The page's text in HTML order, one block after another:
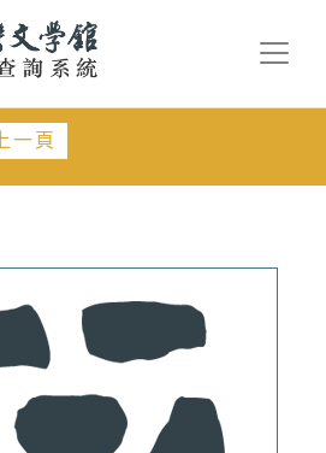
一頁